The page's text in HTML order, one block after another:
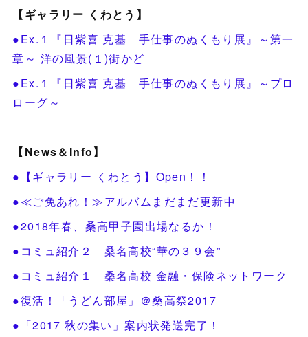
【ギャラリー くわとう】
●Ex.１『日紫喜 克基 手仕事のぬくもり展』～第一
章～ 洋の風景(１)街かど
●Ex.１『日紫喜 克基 手仕事のぬくもり展』～プロ
ローグ～
【News＆Info】
●【ギャラリー くわとう】Open！！
●≪ご免あれ！≫アルバムまだまだ更新中
●2018年春、桑高甲子園出場なるか！
●コミュ紹介２ 桑名高校“華の３９会”
●コミュ紹介１ 桑名高校 金融・保険ネットワーク
●復活！「うどん部屋」＠桑高祭2017
●「2017 秋の集い」案内状発送完了！